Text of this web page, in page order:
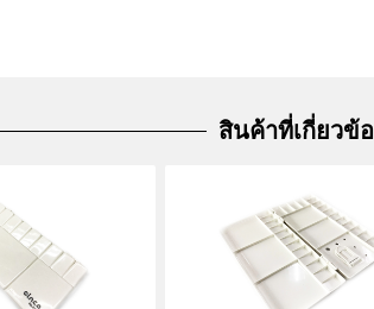
สินค้าที่เกี่ยวข้